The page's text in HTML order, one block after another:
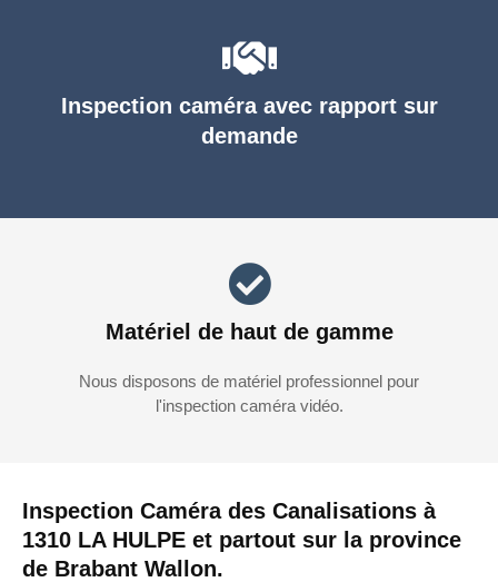
Inspection Caméra des Canalisations à
1310 LA HULPE et partout sur la province
de Brabant Wallon.
Inspection caméra avec rapport sur
demande
Matériel de haut de gamme
Nous disposons de matériel professionnel pour
l'inspection caméra vidéo.